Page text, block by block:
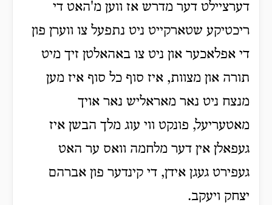
דערציילט דער מדרש אז ווען מ'האט די
ריכטיקע שטארקייט ניט נתפעל צו ווערן פון
די אפלאכער און ניט צו באהאלטן זיך מיט
תורה און מצוות, איז סוף כל סוף איז מען
מנצח ניט נאר מאראליש נאר אויך
מאטעריעל, פונקט ווי עוג מלך הבשן איז
געפאלן אין דער מלחמה וואס ער האט
געפירט געגן אידן, די קינדער פון אברהם
יצחק ויעקב.